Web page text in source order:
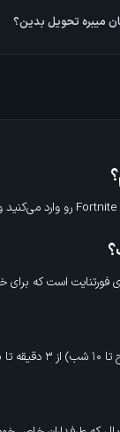
میبره تحویل بدین؟
فورتنایت است که